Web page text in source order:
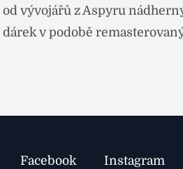
od vývojářů z Aspyru
dárek v podobě
Facebook Instagram